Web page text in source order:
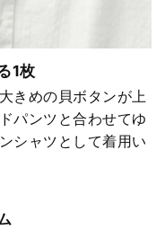
1枚
きめの貝ボタンが上
パンツと合わせてゆ
シャツとして着用い